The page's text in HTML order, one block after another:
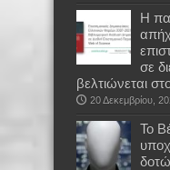
H
σε
βελτιώνεται
20 Δεκεμβρίου,
Το